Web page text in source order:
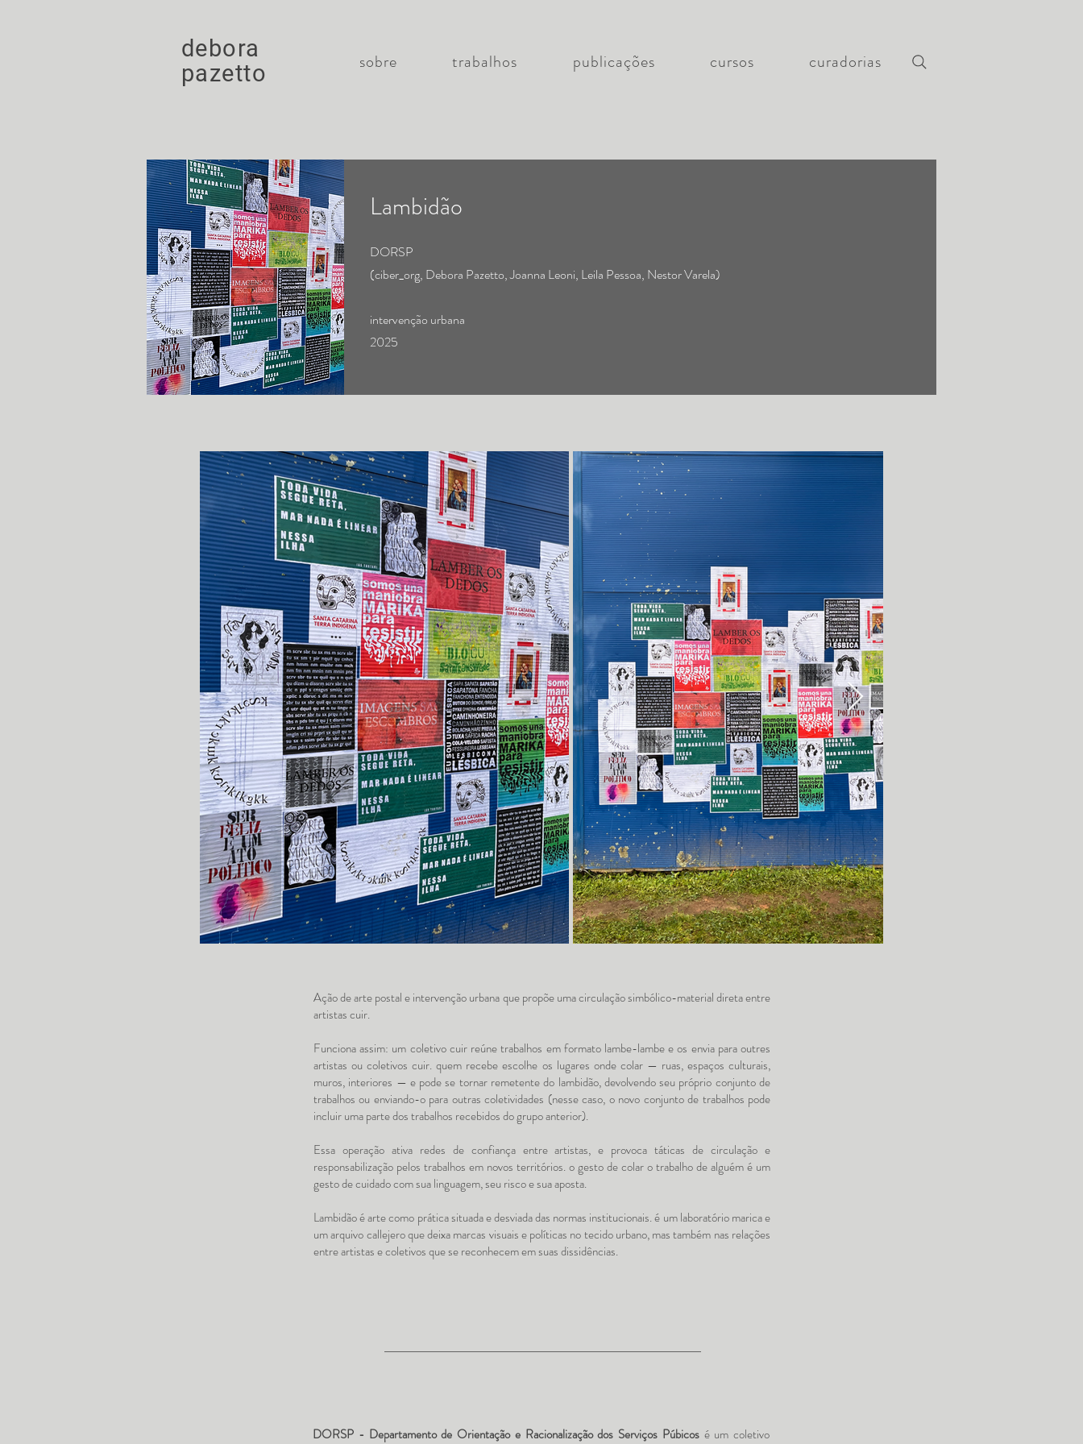
debora
pazetto
sobre trabalhos publicações cursos curadorias
Lambidão
DORSP
(ciber_org, Debora Pazetto, Joanna Leoni, Leila Pessoa, Nestor Varela)
intervenção urbana
2025
Ação de arte postal e intervenção urbana que propõe uma circulação simbólico-material direta entre
artistas cuir.
Funciona assim: um coletivo cuir reúne trabalhos em formato lambe-lambe e os envia para outres
artistas ou coletivos cuir. quem recebe escolhe os lugares onde colar — ruas, espaços culturais,
muros, interiores — e pode se tornar remetente do lambidão, devolvendo seu próprio conjunto de
trabalhos ou enviando-o para outras coletividades (nesse caso, o novo conjunto de trabalhos pode
incluir uma parte dos trabalhos recebidos do grupo anterior).
Essa operação ativa redes de confiança entre artistas, e provoca táticas de circulação e
responsabilização pelos trabalhos em novos territórios. o gesto de colar o trabalho de alguém é um
gesto de cuidado com sua linguagem, seu risco e sua aposta.
Lambidão é arte como prática situada e desviada das normas institucionais. é um laboratório marica e
um arquivo callejero que deixa marcas visuais e políticas no tecido urbano, mas também nas relações
entre artistas e coletivos que se reconhecem em suas dissidências.
DORSP - Departamento de Orientação e Racionalização dos Serviços Púbicos é um coletivo